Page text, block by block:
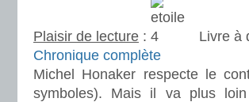
Plaisir de lecture :
Livre à
Chronique complète
Michel Honaker respecte le
symboles). Mais il va plus